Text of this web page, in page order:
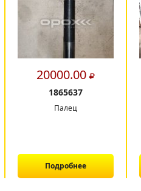
20000.00
1865637
Палец
Подробнее